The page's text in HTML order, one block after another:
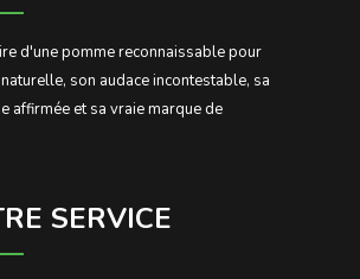
d'une pomme reconnaissable pour
son audace incontestable, sa
affirmée et sa vraie marque de
SERVICE